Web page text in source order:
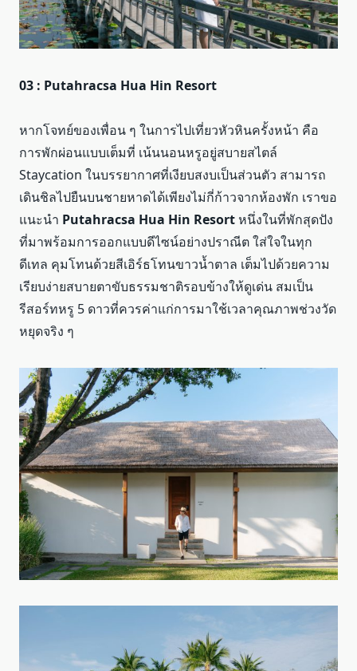
03 : Putahracsa Hua Hin Resort
หากโจทย์ของเพื่อน ๆ ในการไปเที่ยวหัวหินครั้งหน้า คือ
การพักผ่อนแบบเต็มที่ เน้นนอนหรูอยู่สบายสไตล์
Staycation ในบรรยากาศที่เงียบสงบเป็นส่วนตัว สามารถ
เดินชิลไปยืนบนชายหาดได้เพียงไม่กี่ก้าวจากห้องพัก เราขอ
แนะนำ Putahracsa Hua Hin Resortหนึ่งในที่พักสุดปัง
ที่มาพร้อมการออกแบบดีไซน์อย่างปราณีต ใส่ใจในทุก
ดีเทล คุมโทนด้วยสีเอิร์ธโทนขาวน้ำตาล เต็มไปด้วยความ
เรียบง่ายสบายตาขับธรรมชาติรอบข้างให้ดูเด่น สมเป็น
รีสอร์ทหรู 5 ดาวที่ควรค่าแก่การมาใช้เวลาคุณภาพช่วงวัด
หยุดจริง ๆ